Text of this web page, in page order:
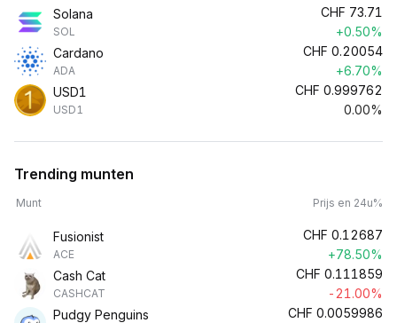
Solana
SOL
CHF 73.71
+0.50%
Cardano
ADA
CHF 0.20054
+6.70%
USD1
USD1
CHF 0.999762
0.00%
Trending munten
Munt Prijs en 24u%
Fusionist
ACE
CHF 0.12687
+78.50%
Cash Cat
CASHCAT
CHF 0.111859
-21.00%
Pudgy Penguins
CHF 0.0059986